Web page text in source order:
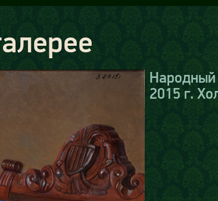
Народный
2015 г.